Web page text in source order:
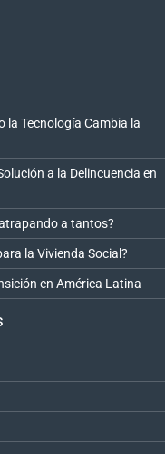
la Tecnología Cambia la
a la Delincuencia en
a tantos?
la Vivienda Social?
en América Latina